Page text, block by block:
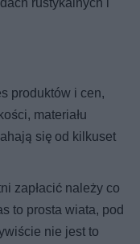
produktów i cen,
materiału
się od kilkuset
zapłacić należy co
to prosta wiata, pod
nie jest to